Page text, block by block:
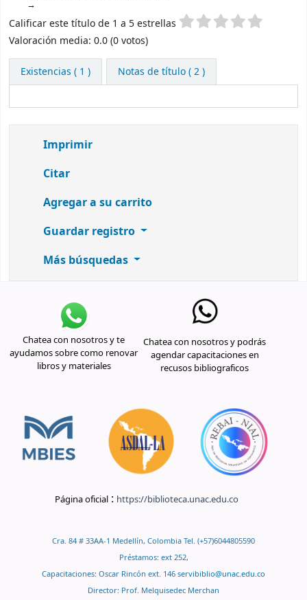
Valoración
Calificar este título de 1 a 5 estrellas
Valoración media: 0.0 (0 votos)
Existencias ( 1 ) Notas de título ( 2 )
Imprimir
Citar
Agregar a su carrito
Guardar registro
Más búsquedas
Chatea con nosotros y te
ayudamos sobre como renovar
libros y materiales
Chatea con nosotros y podrás
agendar capacitaciones en
recusos bibliograficos
Página oficial : https://biblioteca.unac.edu.co
Cra. 84 # 33AA-1 Medellín, Colombia Tel. (+57)6044805590
Préstamos: ext 252,
Capacitaciones: Oscar Rincón ext. 146 servibiblio@unac.edu.co
Director: Prof. Melquisedec Merchan